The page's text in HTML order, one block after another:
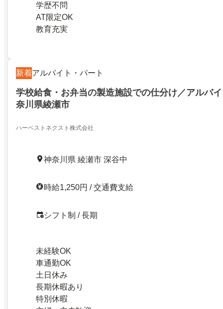
学歴不問
AT限定OK
教育充実
新着アルバイト・パート
学校給食・お弁当の製造施設での仕分け／アルバ
奈川県綾瀬市
ハーベストネクスト株式会社
神奈川県 綾瀬市 深谷中
時給1,250円 / 交通費支給
シフト制 / 長期
未経験OK
車通勤OK
土日休み
長期休暇あり
特別休暇